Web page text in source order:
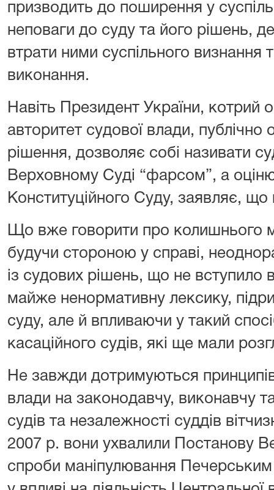
призводить до поширення у
неповаги до суду та його рішень,
втрати ними суспільного визнання
виконання.
Навіть Президент України, котрий
авторитет судової влади,
рішення, дозволяє собі називати
Верховному Суді “фарсом”, а
Конституційного Суду, заявляє,
Що вже говорити про колишнього
будучи стороною у справі,
із судових рішень, що не вступило
майже ненормативну лексику,
суду, але й впливаючи у такий
касаційного судів, які ще мали
Не завжди дотримуються
влади на законодавчу, виконавчу
судів та незалежності суддів
2007 р. вони ухвалили Постанову
спроби маніпулювання